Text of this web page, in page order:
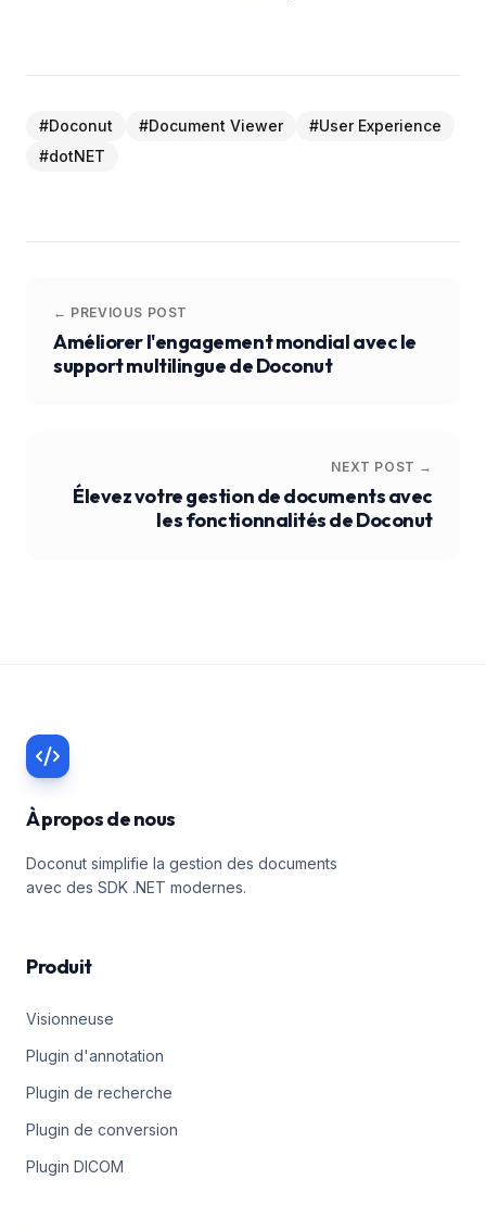
#Doconut #Document Viewer #User Experience
#dotNET
← PREVIOUS POST
Améliorer l'engagement mondial avec le
support multilingue de Doconut
NEXT POST →
Élevez votre gestion de documents avec
les fonctionnalités de Doconut
À propos de nous
Doconut simplifie la gestion des documents
avec des SDK .NET modernes.
Produit
Visionneuse
Plugin d'annotation
Plugin de recherche
Plugin de conversion
Plugin DICOM